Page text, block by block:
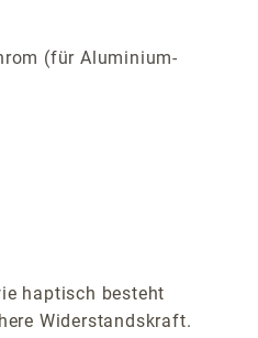
(für Aluminium-
haptisch besteht
Widerstandskraft.